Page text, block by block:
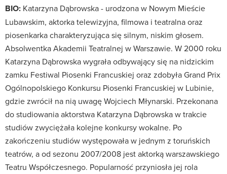
BIO: Katarzyna Dąbrowska - urodzona w Nowym Mieście
Lubawskim, aktorka telewizyjna, filmowa i teatralna oraz
piosenkarka charakteryzująca się silnym, niskim głosem.
Absolwentka Akademii Teatralnej w Warszawie. W 2000 roku
Katarzyna Dąbrowska wygrała odbywający się na nidzickim
zamku Festiwal Piosenki Francuskiej oraz zdobyła Grand Prix
Ogólnopolskiego Konkursu Piosenki Francuskiej w Lubinie,
gdzie zwrócił na nią uwagę Wojciech Młynarski. Przekonana
do studiowania aktorstwa Katarzyna Dąbrowska w trakcie
studiów zwyciężała kolejne konkursy wokalne. Po
zakończeniu studiów występowała w jednym z toruńskich
teatrów, a od sezonu 2007/2008 jest aktorką warszawskiego
Teatru Współczesnego. Popularność przyniosła jej rola